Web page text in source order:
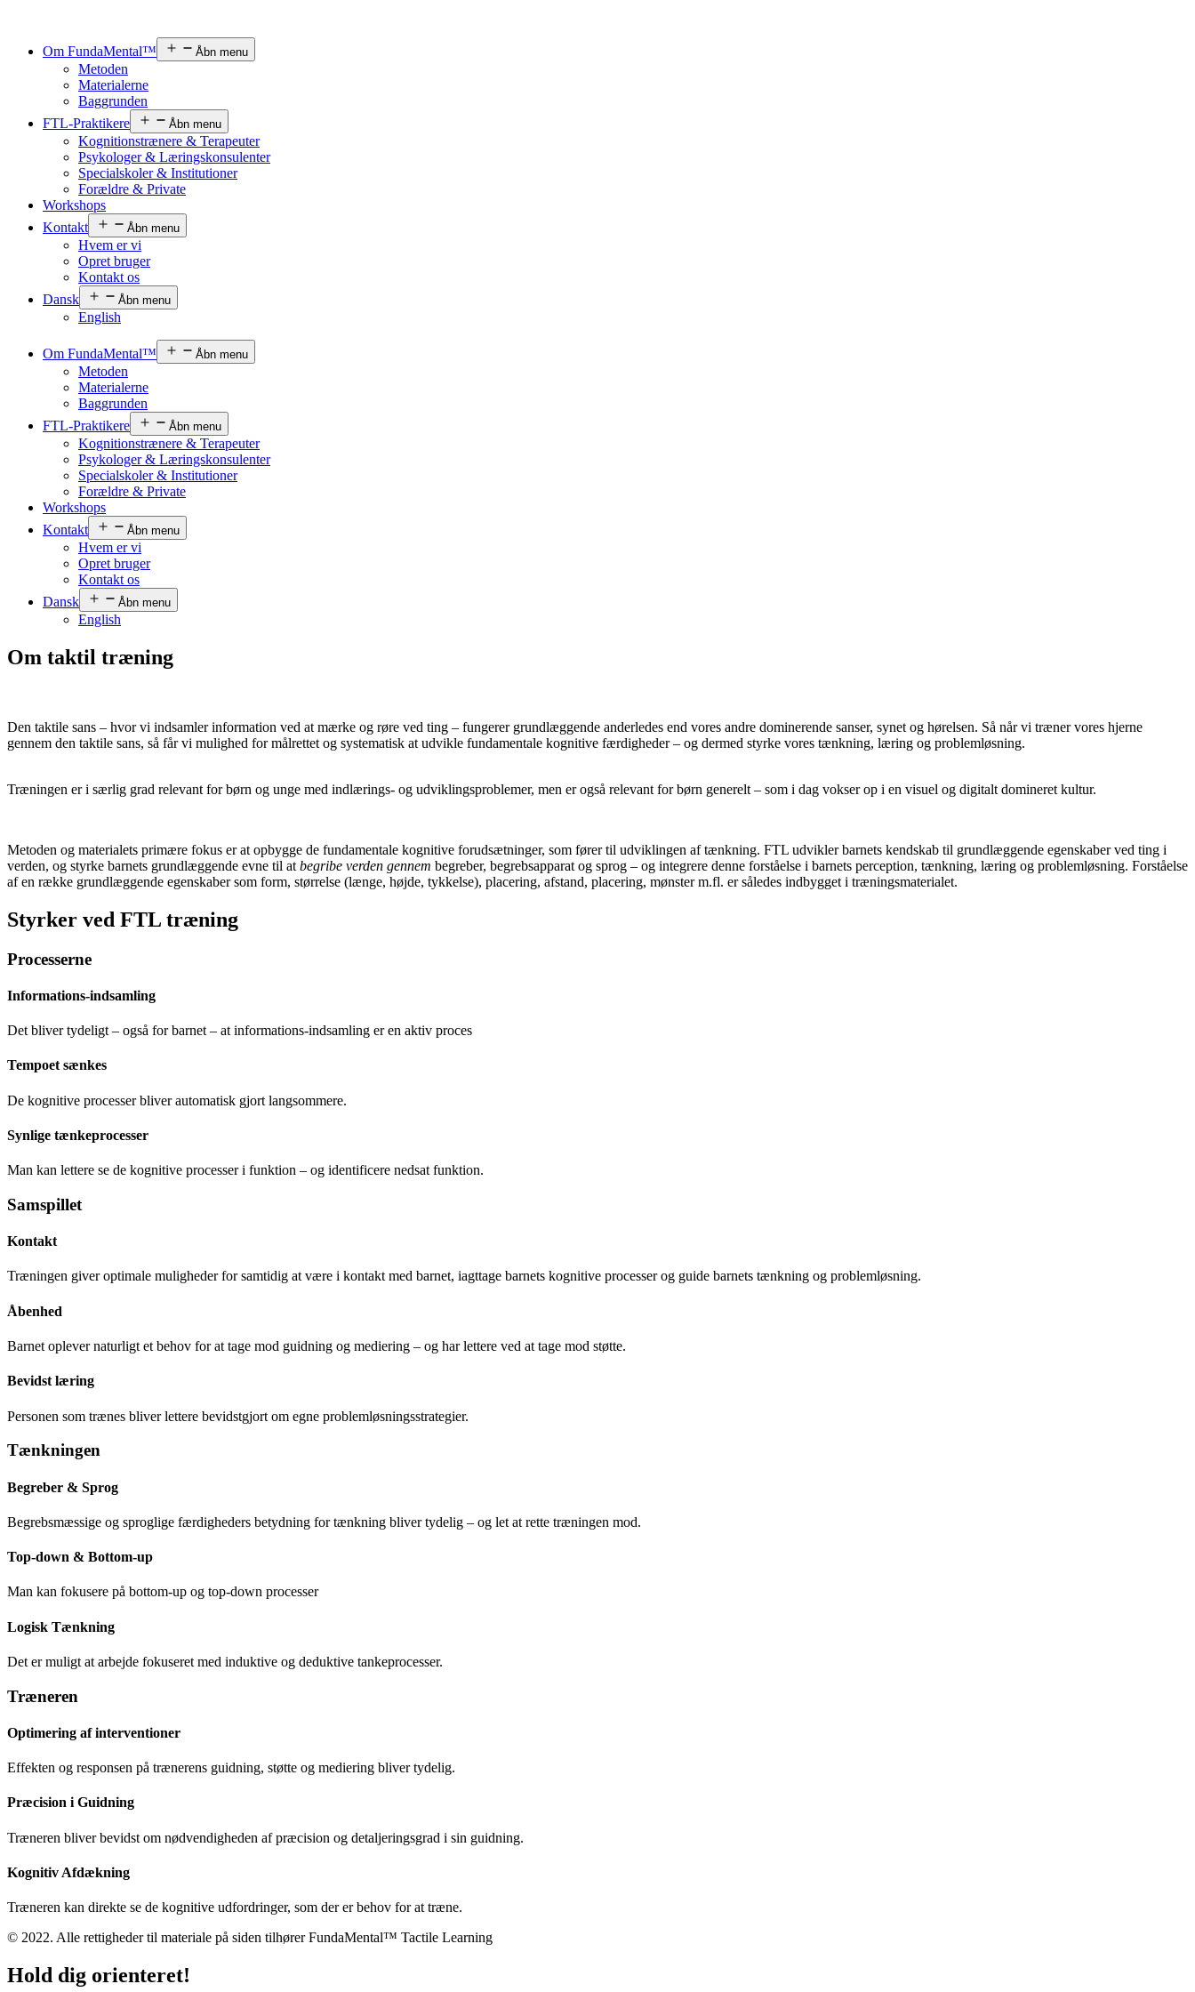
Om FundaMental™ Åbn menu
Metoden
Materialerne
Baggrunden
FTL-Praktikere
Åbn menu
Kognitionstrænere & Terapeuter
Psykologer & Læringskonsulenter
Specialskoler & Institutioner
Forældre & Private
Workshops
Kontakt
Åbn menu
Hvem er vi
Opret bruger
Kontakt os
Dansk
Åbn menu
English
Om FundaMental™ Åbn menu
Metoden
Materialerne
Baggrunden
FTL-Praktikere
Åbn menu
Kognitionstrænere & Terapeuter
Psykologer & Læringskonsulenter
Specialskoler & Institutioner
Forældre & Private
Workshops
Kontakt
Åbn menu
Hvem er vi
Opret bruger
Kontakt os
Dansk
Åbn menu
English
Om taktil træning
Den taktile sans – hvor vi indsamler information ved at mærke og røre ved ting – fungerer grundlæggende anderledes end vores andre dominerende sanser, synet og hørelsen. Så når vi træner vores hjerne
gennem den taktile sans, så får vi mulighed for målrettet og systematisk at udvikle fundamentale kognitive færdigheder – og dermed styrke vores tænkning, læring og problemløsning.
Træningen er i særlig grad relevant for børn og unge med indlærings- og udviklingsproblemer, men er også relevant for børn generelt – som i dag vokser op i en visuel og digitalt domineret kultur.
Metoden og materialets primære fokus er at opbygge de fundamentale kognitive forudsætninger, som fører til udviklingen af tænkning. FTL udvikler barnets kendskab til grundlæggende egenskaber ved ting i
verden, og styrke barnets grundlæggende evne til at begribe verden gennem begreber, begrebsapparat og sprog – og integrere denne forståelse i barnets perception, tænkning, læring og problemløsning. Forståelse
af en række grundlæggende egenskaber som form, størrelse (længe, højde, tykkelse), placering, afstand, placering, mønster m.fl. er således indbygget i træningsmaterialet.
Styrker ved FTL træning
Processerne
Informations-indsamling
Det bliver tydeligt – også for barnet – at informations-indsamling er en aktiv proces
Tempoet sænkes
De kognitive processer bliver automatisk gjort langsommere.
Synlige tænkeprocesser
Man kan lettere se de kognitive processer i funktion – og identificere nedsat funktion.
Samspillet
Kontakt
Træningen giver optimale muligheder for samtidig at være i kontakt med barnet, iagttage barnets kognitive processer og guide barnets tænkning og problemløsning.
Åbenhed
Barnet oplever naturligt et behov for at tage mod guidning og mediering – og har lettere ved at tage mod støtte.
Bevidst læring
Personen som trænes bliver lettere bevidstgjort om egne problemløsningsstrategier.
Tænkningen
Begreber & Sprog
Begrebsmæssige og sproglige færdigheders betydning for tænkning bliver tydelig – og let at rette træningen mod.
Top-down & Bottom-up
Man kan fokusere på bottom-up og top-down processer
Logisk Tænkning
Det er muligt at arbejde fokuseret med induktive og deduktive tankeprocesser.
Træneren
Optimering af interventioner
Effekten og responsen på trænerens guidning, støtte og mediering bliver tydelig.
Præcision i Guidning
Træneren bliver bevidst om nødvendigheden af præcision og detaljeringsgrad i sin guidning.
Kognitiv Afdækning
Træneren kan direkte se de kognitive udfordringer, som der er behov for at træne.
© 2022. Alle rettigheder til materiale på siden tilhører FundaMental™ Tactile Learning
Hold dig orienteret!